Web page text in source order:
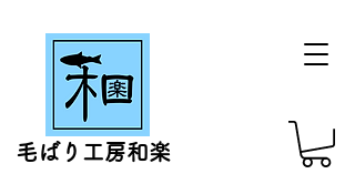
毛ばり工房和楽